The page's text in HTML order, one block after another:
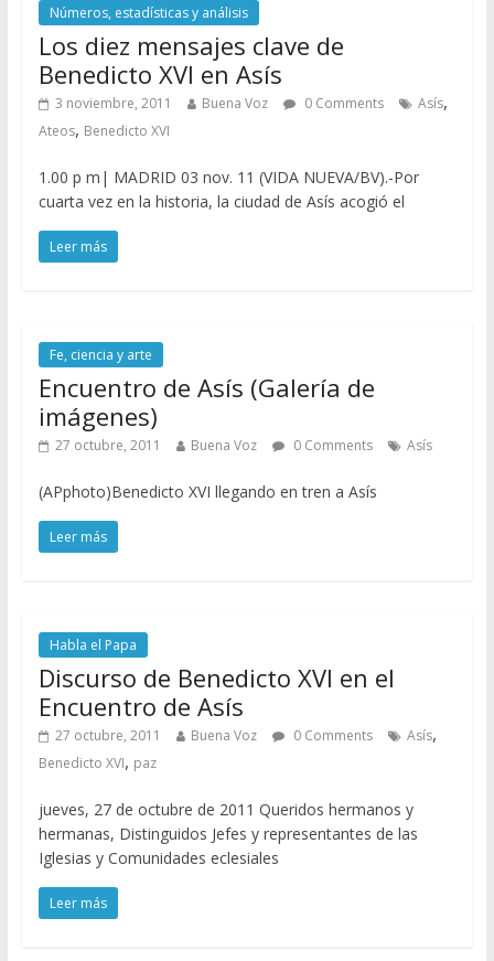
Números, estadísticas y análisis
Los diez mensajes clave de
Benedicto XVI en Asís
3 noviembre, 2011 Buena Voz 0 Comments Asís,
Ateos, Benedicto XVI
1.00 p m| MADRID 03 nov. 11 (VIDA NUEVA/BV).-Por
cuarta vez en la historia, la ciudad de Asís acogió el
Leer más
Fe, ciencia y arte
Encuentro de Asís (Galería de
imágenes)
27 octubre, 2011 Buena Voz 0 Comments Asís
(APphoto)Benedicto XVI llegando en tren a Asís
Leer más
Habla el Papa
Discurso de Benedicto XVI en el
Encuentro de Asís
27 octubre, 2011 Buena Voz 0 Comments Asís,
Benedicto XVI, paz
jueves, 27 de octubre de 2011 Queridos hermanos y
hermanas, Distinguidos Jefes y representantes de las
Iglesias y Comunidades eclesiales
Leer más